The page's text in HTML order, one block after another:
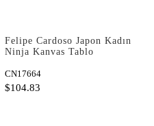
Felipe Cardoso Japon Kadın
Ninja Kanvas Tablo
CN17664
$104.83